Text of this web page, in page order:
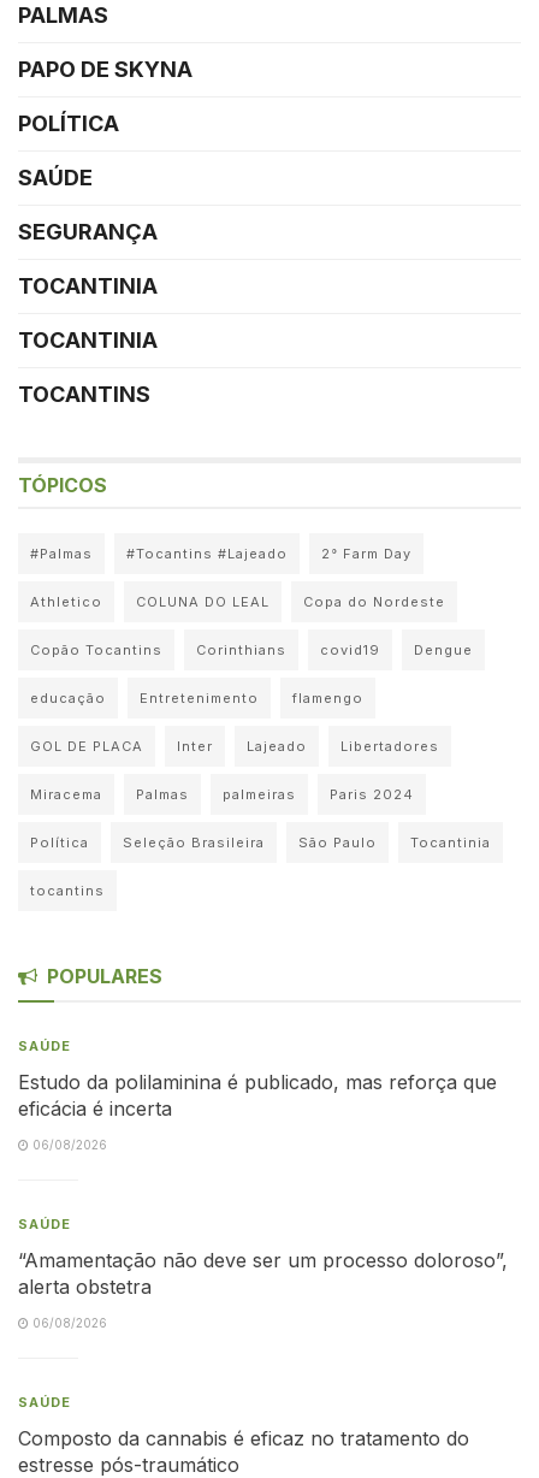
PALMAS
PAPO DE SKYNA
POLÍTICA
SAÚDE
SEGURANÇA
TOCANTINIA
TOCANTINIA
TOCANTINS
TÓPICOS
#Palmas #Tocantins #Lajeado 2° Farm Day
Athletico COLUNA DO LEAL Copa do Nordeste
Copão Tocantins Corinthians covid19 Dengue
educação Entretenimento flamengo
GOL DE PLACA Inter Lajeado Libertadores
Miracema Palmas palmeiras Paris 2024
Política Seleção Brasileira São Paulo Tocantinia
tocantins
POPULARES
SAÚDE
Estudo da polilaminina é publicado, mas reforça que
eficácia é incerta
06/08/2026
SAÚDE
“Amamentação não deve ser um processo doloroso”,
alerta obstetra
06/08/2026
SAÚDE
Composto da cannabis é eficaz no tratamento do
estresse pós-traumático